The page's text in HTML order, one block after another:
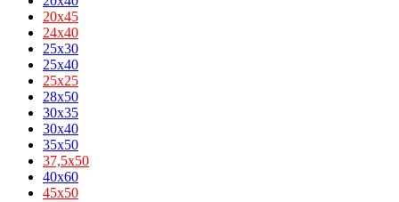
20х45
24х40
25x30
25x40
25х25
28x50
30x35
30x40
35x50
37,5х50
40x60
45х50